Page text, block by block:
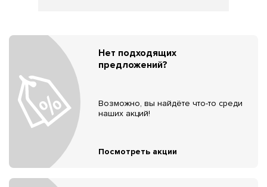
Нет подходящих
предложений?
Возможно, вы найдёте что-то среди
наших акций!
Посмотреть акции